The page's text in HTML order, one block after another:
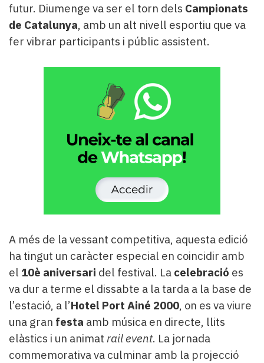
futur. Diumenge va ser el torn dels Campionats
de Catalunya, amb un alt nivell esportiu que va
fer vibrar participants i públic assistent.
A més de la vessant competitiva, aquesta edició
ha tingut un caràcter especial en coincidir amb
el 10è aniversari del festival. La celebració es
va dur a terme el dissabte a la tarda a la base de
l’estació, a l’Hotel Port Ainé 2000, on es va viure
una gran festa amb música en directe, llits
elàstics i un animat rail event. La jornada
commemorativa va culminar amb la projecció